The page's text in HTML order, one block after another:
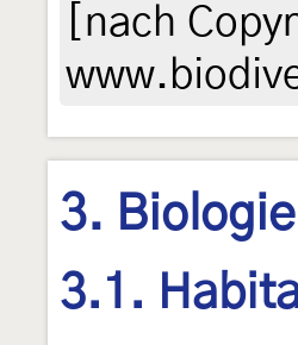
[nach
3. Biologie
3.1.